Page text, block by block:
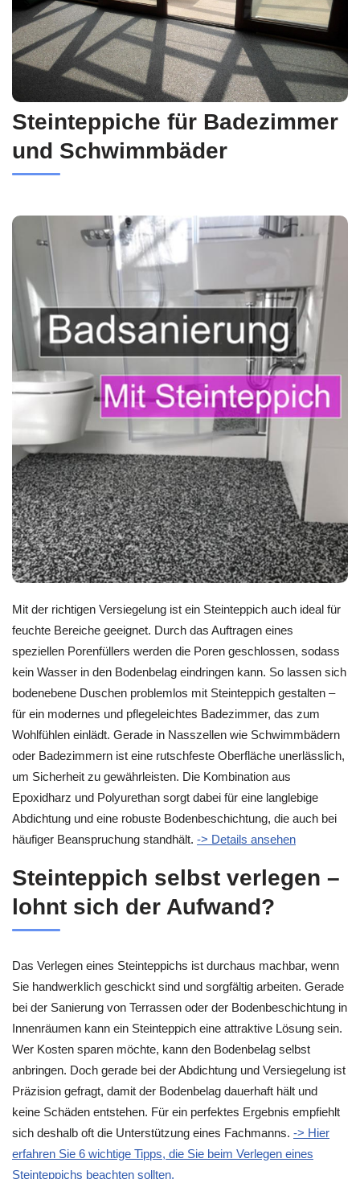
Steinteppiche für Badezimmer
und Schwimmbäder
Mit der richtigen Versiegelung ist ein Steinteppich auch ideal für
feuchte Bereiche geeignet. Durch das Auftragen eines
speziellen Porenfüllers werden die Poren geschlossen, sodass
kein Wasser in den Bodenbelag eindringen kann. So lassen sich
bodenebene Duschen problemlos mit Steinteppich gestalten –
für ein modernes und pflegeleichtes Badezimmer, das zum
Wohlfühlen einlädt. Gerade in Nasszellen wie Schwimmbädern
oder Badezimmern ist eine rutschfeste Oberfläche unerlässlich,
um Sicherheit zu gewährleisten. Die Kombination aus
Epoxidharz und Polyurethan sorgt dabei für eine langlebige
Abdichtung und eine robuste Bodenbeschichtung, die auch bei
häufiger Beanspruchung standhält. -> Details ansehen
Steinteppich selbst verlegen –
lohnt sich der Aufwand?
Das Verlegen eines Steinteppichs ist durchaus machbar, wenn
Sie handwerklich geschickt sind und sorgfältig arbeiten. Gerade
bei der Sanierung von Terrassen oder der Bodenbeschichtung in
Innenräumen kann ein Steinteppich eine attraktive Lösung sein.
Wer Kosten sparen möchte, kann den Bodenbelag selbst
anbringen. Doch gerade bei der Abdichtung und Versiegelung ist
Präzision gefragt, damit der Bodenbelag dauerhaft hält und
keine Schäden entstehen. Für ein perfektes Ergebnis empfiehlt
sich deshalb oft die Unterstützung eines Fachmanns. -> Hier
erfahren Sie 6 wichtige Tipps, die Sie beim Verlegen eines
Steinteppichs beachten sollten.